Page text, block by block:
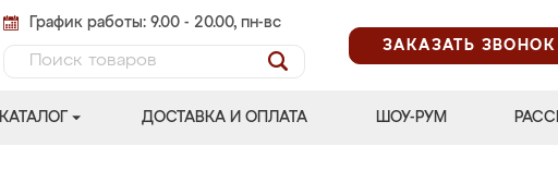
График работы: 9.00 - 20.00, пн-вс
ЗАКАЗАТЬ ЗВОНОК
КАТАЛОГ ДОСТАВКА И ОПЛАТА ШОУ-РУМ